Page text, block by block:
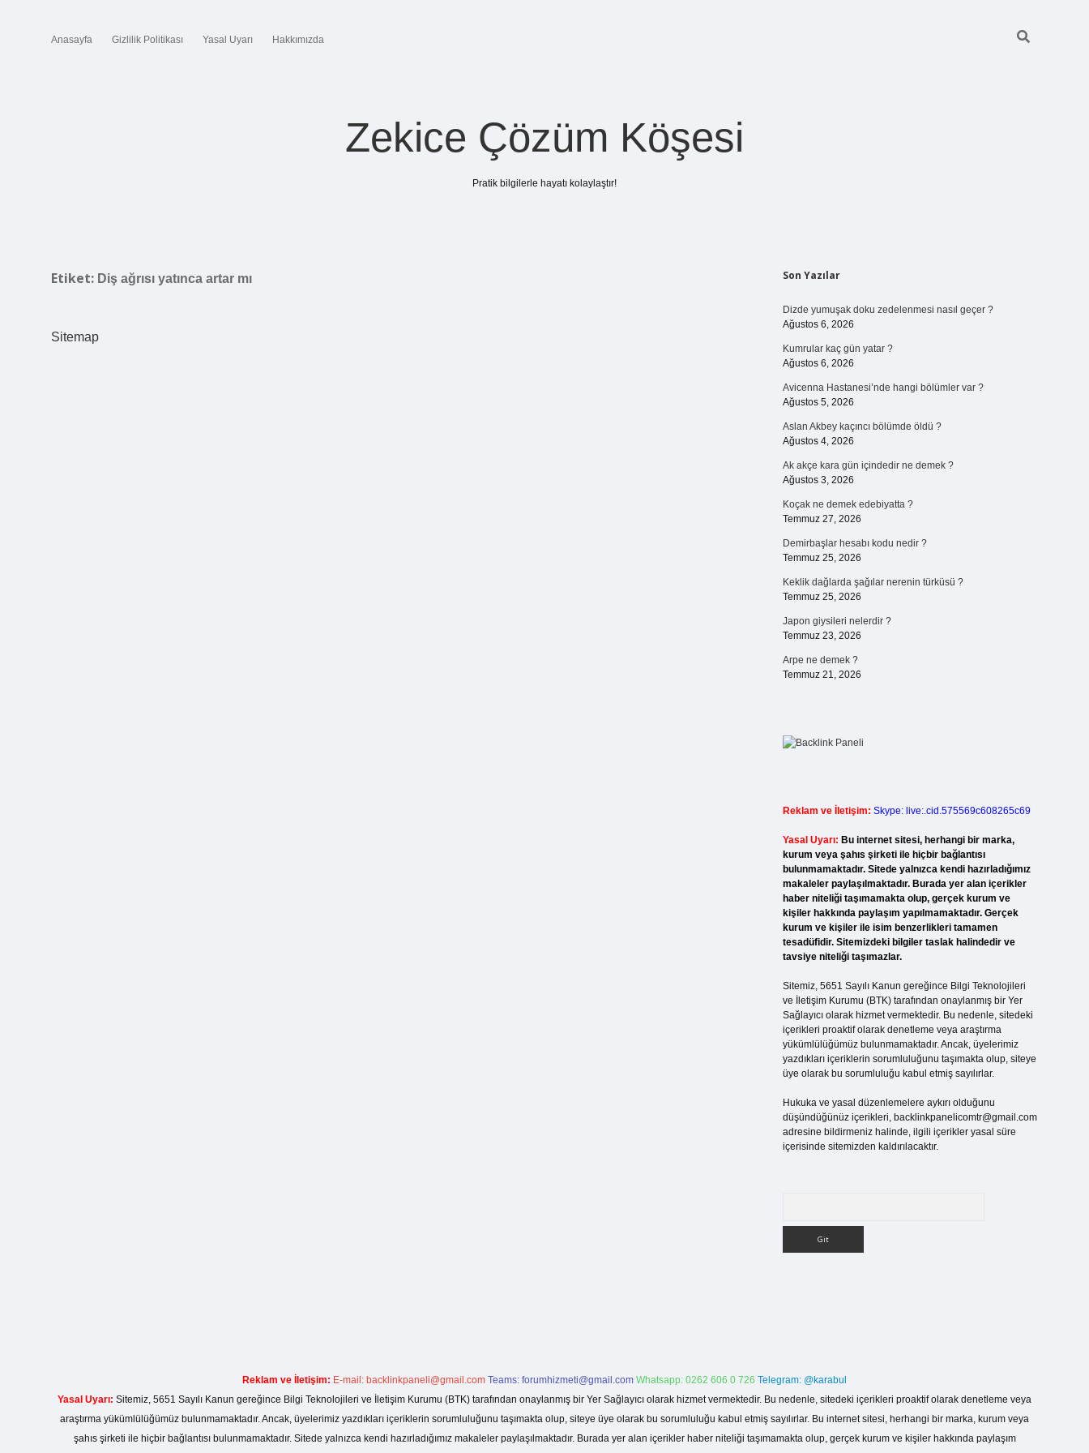
Anasayfa Gizlilik Politikası Yasal Uyarı Hakkımızda
Zekice Çözüm Köşesi
Pratik bilgilerle hayatı kolaylaştır!
Etiket: Diş ağrısı yatınca artar mı
Sitemap
Sidebar
Son Yazılar
Dizde yumuşak doku zedelenmesi nasıl geçer ?
Ağustos 6, 2026
Kumrular kaç gün yatar ?
Ağustos 6, 2026
Avicenna Hastanesi’nde hangi bölümler var ?
Ağustos 5, 2026
Aslan Akbey kaçıncı bölümde öldü ?
Ağustos 4, 2026
Ak akçe kara gün içindedir ne demek ?
Ağustos 3, 2026
Koçak ne demek edebiyatta ?
Temmuz 27, 2026
Demirbaşlar hesabı kodu nedir ?
Temmuz 25, 2026
Keklik dağlarda şağılar nerenin türküsü ?
Temmuz 25, 2026
Japon giysileri nelerdir ?
Temmuz 23, 2026
Arpe ne demek ?
Temmuz 21, 2026
Reklam ve İletişim: Skype: live:.cid.575569c608265c69
Yasal Uyarı: Bu internet sitesi, herhangi bir marka,
kurum veya şahıs şirketi ile hiçbir bağlantısı
bulunmamaktadır. Sitede yalnızca kendi hazırladığımız
makaleler paylaşılmaktadır. Burada yer alan içerikler
haber niteliği taşımamakta olup, gerçek kurum ve
kişiler hakkında paylaşım yapılmamaktadır. Gerçek
kurum ve kişiler ile isim benzerlikleri tamamen
tesadüfidir. Sitemizdeki bilgiler taslak halindedir ve
tavsiye niteliği taşımazlar.
Sitemiz, 5651 Sayılı Kanun gereğince Bilgi Teknolojileri
ve İletişim Kurumu (BTK) tarafından onaylanmış bir Yer
Sağlayıcı olarak hizmet vermektedir. Bu nedenle, sitedeki
içerikleri proaktif olarak denetleme veya araştırma
yükümlülüğümüz bulunmamaktadır. Ancak, üyelerimiz
yazdıkları içeriklerin sorumluluğunu taşımakta olup, siteye
üye olarak bu sorumluluğu kabul etmiş sayılırlar.
Hukuka ve yasal düzenlemelere aykırı olduğunu
düşündüğünüz içerikleri, backlinkpanelicomtr@gmail.com
adresine bildirmeniz halinde, ilgili içerikler yasal süre
içerisinde sitemizden kaldırılacaktır.
Reklam ve İletişim: E-mail: backlinkpaneli@gmail.com Teams: forumhizmeti@gmail.com Whatsapp: 0262 606 0 726 Telegram: @karabul
Yasal Uyarı: Sitemiz, 5651 Sayılı Kanun gereğince Bilgi Teknolojileri ve İletişim Kurumu (BTK) tarafından onaylanmış bir Yer Sağlayıcı olarak hizmet vermektedir. Bu nedenle, sitedeki içerikleri proaktif olarak denetleme veya
araştırma yükümlülüğümüz bulunmamaktadır. Ancak, üyelerimiz yazdıkları içeriklerin sorumluluğunu taşımakta olup, siteye üye olarak bu sorumluluğu kabul etmiş sayılırlar. Bu internet sitesi, herhangi bir marka, kurum veya
şahıs şirketi ile hiçbir bağlantısı bulunmamaktadır. Sitede yalnızca kendi hazırladığımız makaleler paylaşılmaktadır. Burada yer alan içerikler haber niteliği taşımamakta olup, gerçek kurum ve kişiler hakkında paylaşım